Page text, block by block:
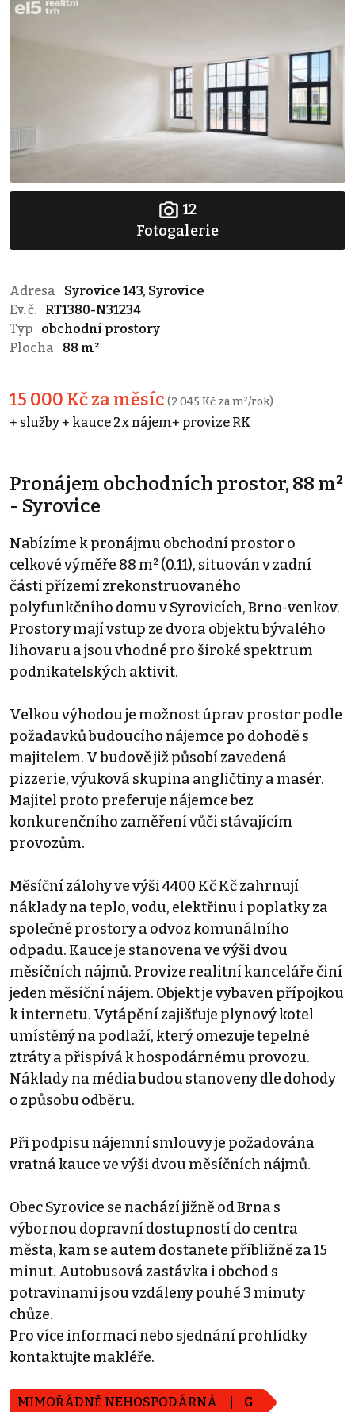
12
Fotogalerie
Adresa
Syrovice 143, Syrovice
Ev. č.
RT1380-N31234
Typ
obchodní prostory
Plocha
88 m²
15 000 Kč za měsíc (2 045 Kč za m²/rok)
+ služby + kauce 2x nájem+ provize RK
Pronájem obchodních prostor, 88 m²
- Syrovice
Nabízíme k pronájmu obchodní prostor o
celkové výměře 88 m² (0.11), situován v zadní
části přízemí zrekonstruovaného
polyfunkčního domu v Syrovicích, Brno-venkov.
Prostory mají vstup ze dvora objektu bývalého
lihovaru a jsou vhodné pro široké spektrum
podnikatelských aktivit.
Velkou výhodou je možnost úprav prostor podle
požadavků budoucího nájemce po dohodě s
majitelem. V budově již působí zavedená
pizzerie, výuková skupina angličtiny a masér.
Majitel proto preferuje nájemce bez
konkurenčního zaměření vůči stávajícím
provozům.
Měsíční zálohy ve výši 4400 Kč Kč zahrnují
náklady na teplo, vodu, elektřinu i poplatky za
společné prostory a odvoz komunálního
odpadu. Kauce je stanovena ve výši dvou
měsíčních nájmů. Provize realitní kanceláře činí
jeden měsíční nájem. Objekt je vybaven přípojkou
k internetu. Vytápění zajišťuje plynový kotel
umístěný na podlaží, který omezuje tepelné
ztráty a přispívá k hospodárnému provozu.
Náklady na média budou stanoveny dle dohody
o způsobu odběru.
Při podpisu nájemní smlouvy je požadována
vratná kauce ve výši dvou měsíčních nájmů.
Obec Syrovice se nachází jižně od Brna s
výbornou dopravní dostupností do centra
města, kam se autem dostanete přibližně za 15
minut. Autobusová zastávka i obchod s
potravinami jsou vzdáleny pouhé 3 minuty
chůze.
Pro více informací nebo sjednání prohlídky
kontaktujte makléře.
MIMOŘÁDNĚ NEHOSPODÁRNÁ G